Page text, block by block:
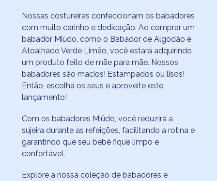
Nossas costureiras confeccionam os babadores
com muito carinho e dedicação. Ao comprar um
babador Miüdo, como o Babador de Algodão e
Atoalhado Verde Limão, você estará adquirindo
um produto feito de mãe para mãe. Nossos
babadores são macios! Estampados ou lisos!
Então, escolha os seus e aproveite este
lançamento!
Com os babadores Miüdo, você reduzirá a
sujeira durante as refeições, facilitando a rotina e
garantindo que seu bebê fique limpo e
confortável.
Explore a nossa coleção de babadores e